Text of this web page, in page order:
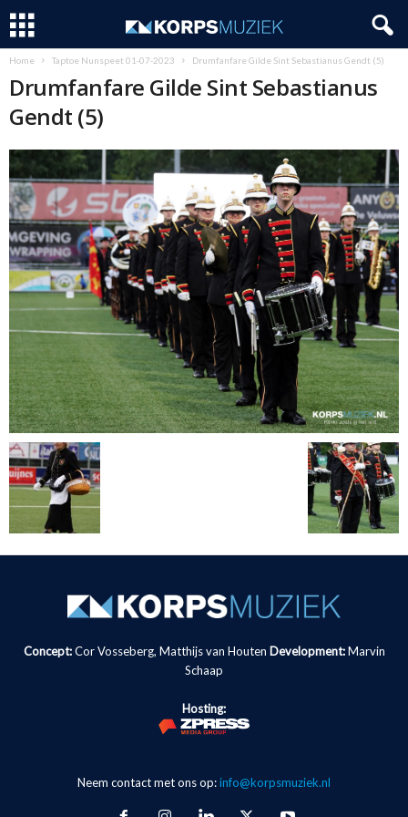
Home Taptoe Nunspeet 01-07-2023 Drumfanfare Gilde Sint Sebastianus Gendt (5)
Drumfanfare Gilde Sint Sebastianus
Gendt (5)
Concept:Cor Vosseberg, Matthijs van Houten Development: Marvin
Schaap
Hosting:
Neem contact met ons op:info@korpsmuziek.nl